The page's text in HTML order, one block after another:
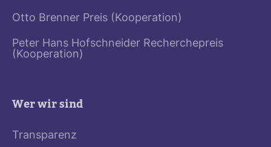
Otto Brenner Preis (Kooperation)
Peter Hans Hofschneider Recherchepreis
(Kooperation)
Wer wir sind
Transparenz